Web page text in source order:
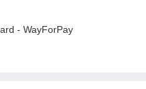
- WayForPay